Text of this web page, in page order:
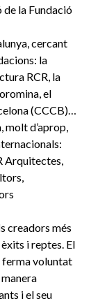
la Fundació
cercant
la
RCR, la
el
(CCCB)…
molt d’aprop,
Arquitectes,
creadors més
i reptes. El
ferma voluntat
i el seu